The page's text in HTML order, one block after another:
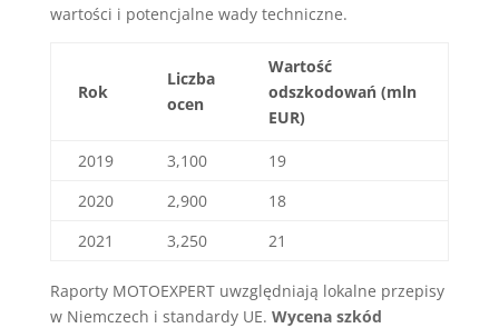
wartości i potencjalne wady techniczne.
Rok
Liczba
ocen
Wartość
odszkodowań (mln
EUR)
2019 3,100
19
2020
2,900
18
2021
3,250 21
Raporty MOTOEXPERT uwzględniają lokalne przepisy
w Niemczech i standardy UE. Wycena szkód